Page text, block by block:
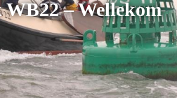
WB22 – Wellekom